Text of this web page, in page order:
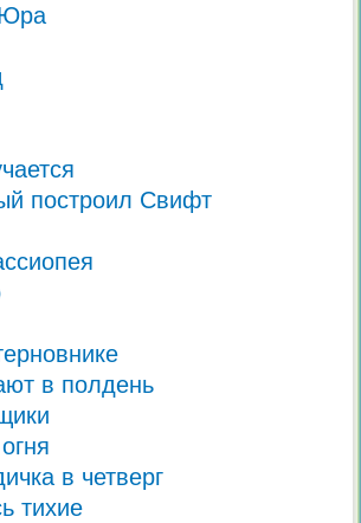
построил Свифт
в полдень
в четверг
тихие